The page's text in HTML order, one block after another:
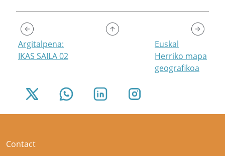
Argitalpena:
IKAS SAILA 02
Euskal
Herriko mapa
geografikoa
Contact